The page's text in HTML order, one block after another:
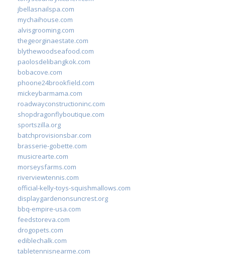
jbellasnailspa.com
mychaihouse.com
alvisgrooming.com
thegeorginaestate.com
blythewoodseafood.com
paolosdelibangkok.com
bobacove.com
phoone24brookfield.com
mickeybarmama.com
roadwayconstructioninc.com
shopdragonflyboutique.com
sportszilla.org
batchprovisionsbar.com
brasserie-gobette.com
musicrearte.com
morseysfarms.com
riverviewtennis.com
official-kelly-toys-squishmallows.com
displaygardenonsuncrest.org
bbq-empire-usa.com
feedstoreva.com
drogopets.com
ediblechalk.com
tabletennisnearme.com